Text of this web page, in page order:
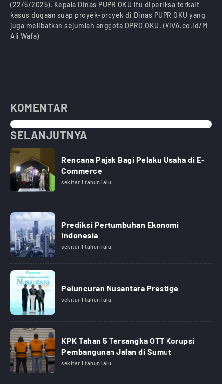
(22/5/2025). Kepala Dinas PUPR OKU itu diperiksa terkait
kasus dugaan suap proyek-proyek di Dinas PUPR OKU yang
juga melibatkan sejumlah anggota DPRD OKU. (VIVA.co.id/M
Ali Wafa)
KOMENTAR
SELANJUTNYA
Rencana Pajak Bagi Pelaku Usaha di E-
Commerce
sekitar 1 tahun lalu
Prediksi Pertumbuhan Ekonomi
Indonesia
sekitar 1 tahun lalu
Peluncuran Nusantara Prestige
sekitar 1 tahun lalu
KPK Tahan 5 Tersangka OTT Korupsi
Pembangunan Jalan di Sumut
sekitar 1 tahun lalu